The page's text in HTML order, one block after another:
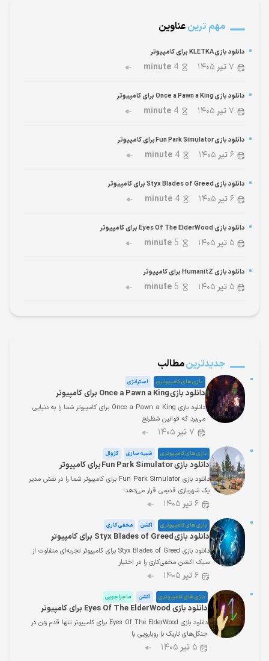
مهم ترینعناوین
دانلود بازی KLETKA برای کامپیوتر
۷تیر۱۴۰۵ 4
minute
دانلود بازی Once a Pawn a King برای کامپیوتر
۷تیر۱۴۰۵ 4
minute
دانلود بازی Fun Park Simulator برای کامپیوتر
۶تیر۱۴۰۵ 4
minute
دانلود بازی Styx Blades of Greed برای کامپیوتر
۶تیر۱۴۰۵ 4
minute
دانلود بازی Eyes Of The ElderWood برای کامپیوتر
۵ تیر۱۴۰۵ 5
minute
دانلود بازی HumanitZ برای کامپیوتر
۵ تیر۱۴۰۵ 5
minute
جدیدترینمطالب
بازی های کامپیوتری استراتژی
دانلود بازی Once a Pawn a King برای کامپیوتر
دانلود بازی Once a Pawn a King برای کامپیوتر شما را به دنیایی
می‌برد که قوانین شطرنج
۷ تیر ۱۴۰۵
بازی های کامپیوتری شبیه سازی کژوال
دانلود بازی Fun Park Simulator برای کامپیوتر
دانلود بازی Fun Park Simulator برای کامپیوتر شما را در نقش مدیر
یک شهربازی قدیمی قرار می‌دهد؛
۶تیر۱۴۰۵
بازی های کامپیوتری اکشن مخفی کاری
دانلود بازی Styx Blades of Greed برای کامپیوتر
دانلود بازی Styx Blades of Greed برای کامپیوتر تجربه‌ای متفاوت از
سبک اکشن مخفی‌کاری را در اختیار
۶تیر۱۴۰۵
بازی های کامپیوتری اکشن ماجراجویی
دانلود بازی Eyes Of The ElderWood برای کامپیوتر
دانلود بازی Eyes Of The ElderWood برای کامپیوتر تنها قدم زدن در
جنگل‌های تاریک یا رویارویی با
۵ تیر۱۴۰۵